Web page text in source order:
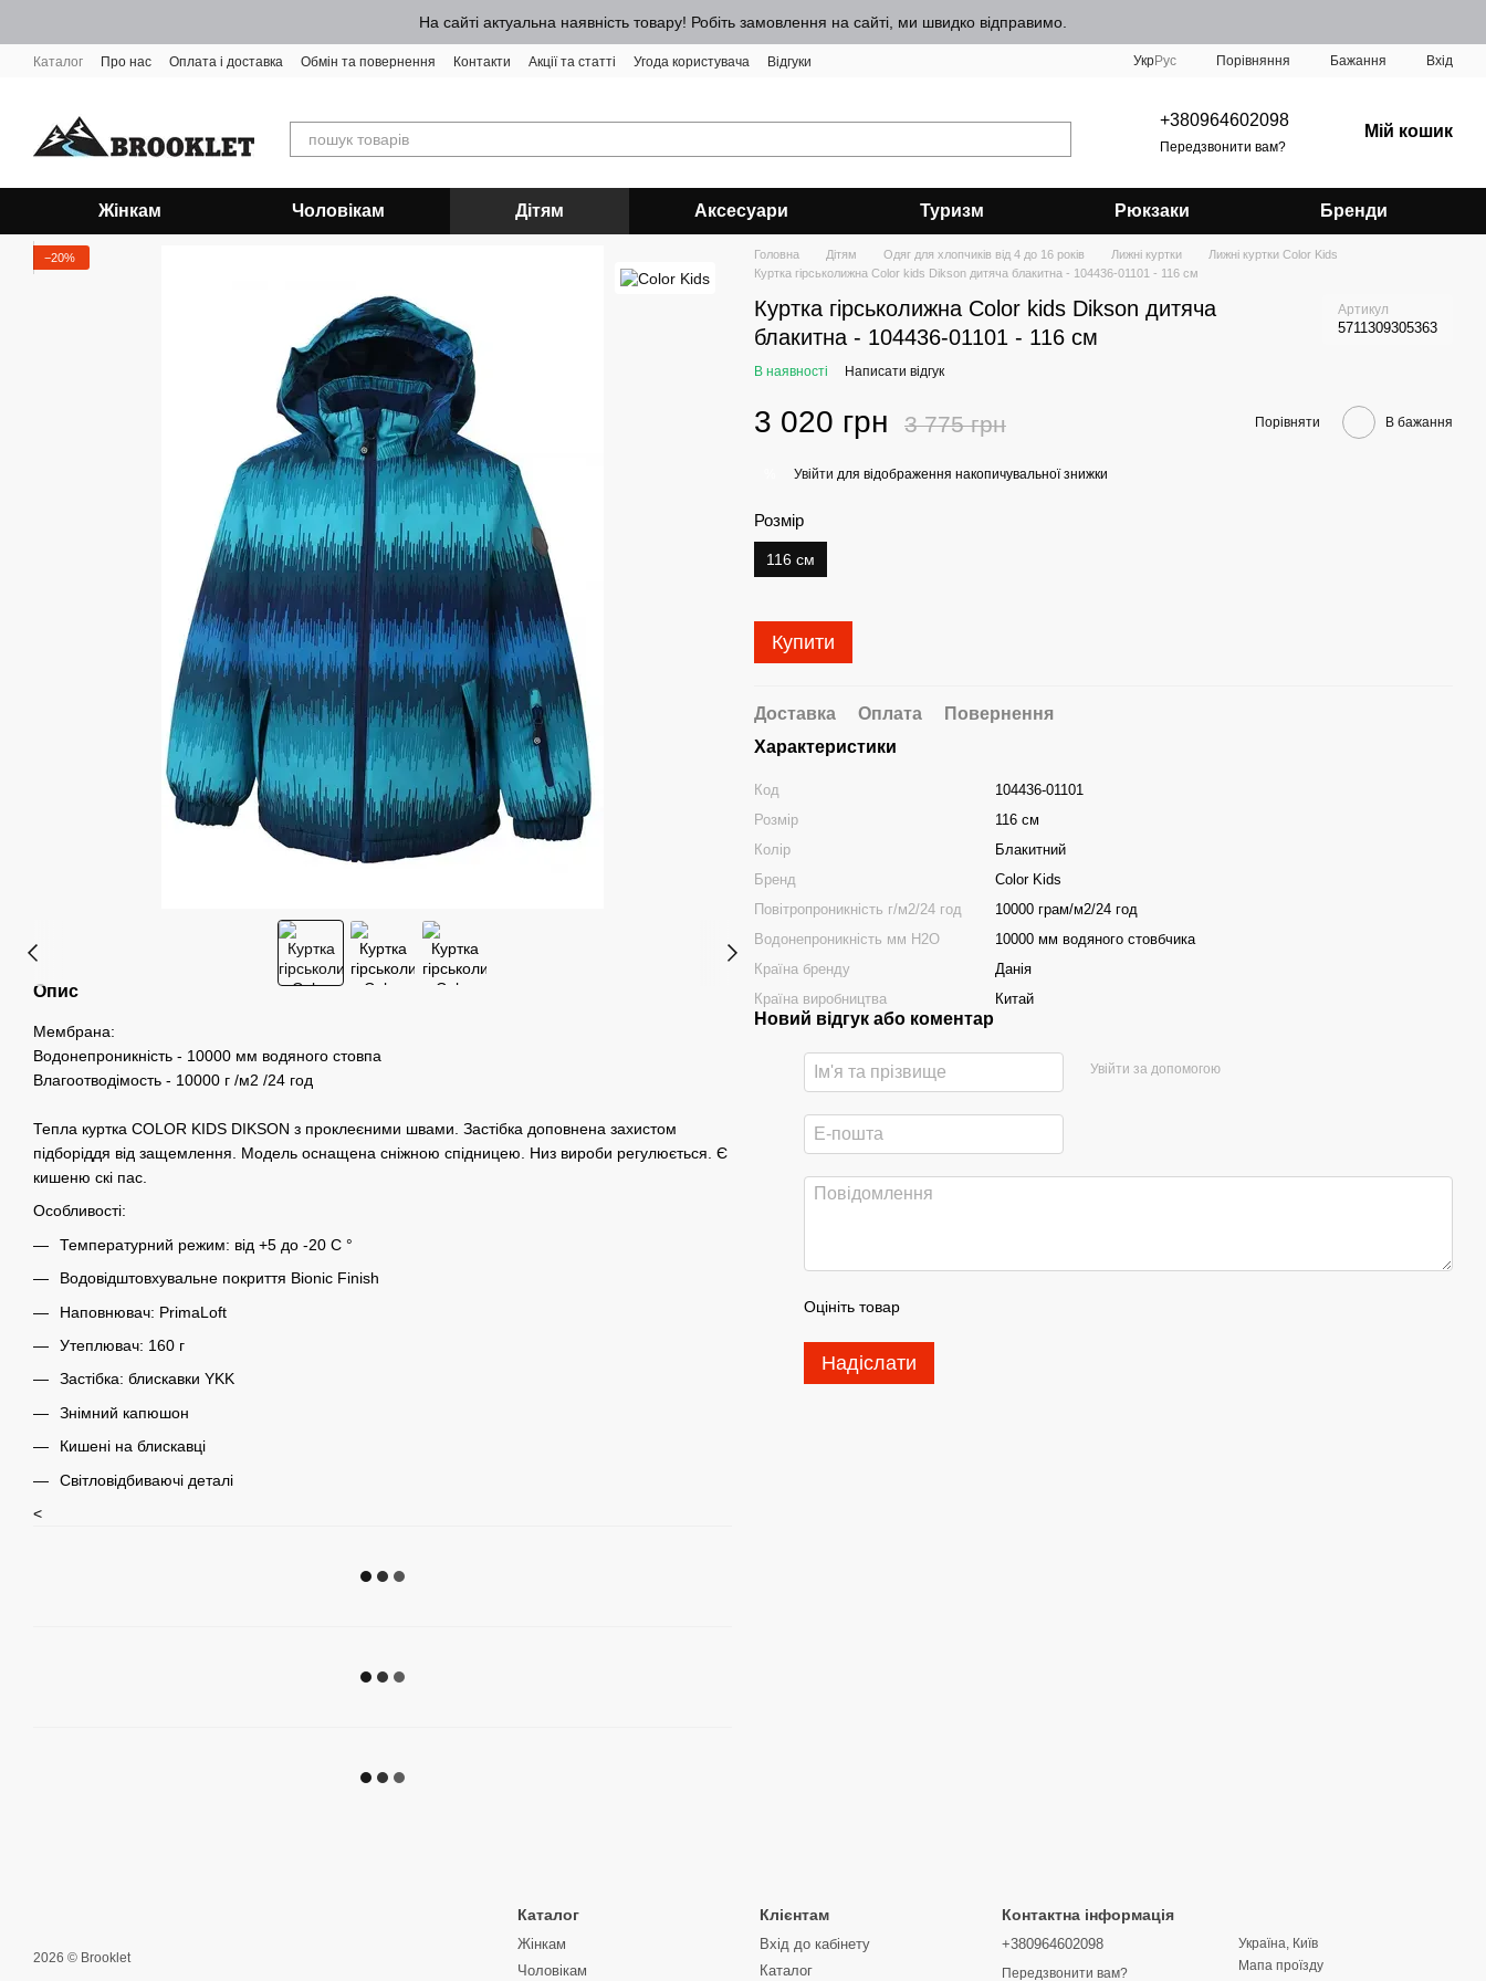
На сайті актуальна наявність товару! Робіть замовлення на сайті, ми швидко відправимо.
Каталог Про нас Оплата і доставка Обмін та повернення Контакти Акції та статті Угода користувача Відгуки УкрРус Порівняння Бажання Вхід
+380964602098
Передзвонити вам?
Мій кошик
Жінкам Чоловікам Дітям Аксесуари Туризм Рюкзаки Бренди
−20%
Опис
Мембрана:
Водонепроникність - 10000 мм водяного стовпа
Влагоотводімость - 10000 г /м2 /24 год
Тепла куртка COLOR KIDS DIKSON з проклеєними швами. Застібка доповнена захистом
підборіддя від защемлення. Модель оснащена сніжною спідницею. Низ вироби регулюється. Є
кишеню скі пас.
Особливості:
Температурний режим: від +5 до -20 С °
Водовідштовхувальне покриття Bionic Finish
Наповнювач: PrimaLoft
Утеплювач: 160 г
Застібка: блискавки YKK
Знімний капюшон
Кишені на блискавці
Світловідбиваючі деталі
<
Головна Дітям Одяг для хлопчиків від 4 до 16 років Лижні куртки
Лижні куртки Color Kids
Куртка гірськолижна Color kids Dikson дитяча блакитна - 104436-01101 - 116 см
Куртка гірськолижна Color kids Dikson дитяча
блакитна - 104436-01101 - 116 см
Артикул
5711309305363
В наявності Написати відгук
3 020 грн 3 775 грн Порівняти В бажання
Увійти для відображення накопичувальної знижки
Розмір
116 см
Купити
Доставка Оплата
Повернення
Характеристики
Код
104436-01101
Розмір
116 см
Колір
Блакитний
Бренд
Color Kids
Повітропроникність г/м2/24 год
10000 грам/м2/24 год
Водонепроникність мм H2O
10000 мм водяного стовбчика
Країна бренду
Данія
Країна виробництва
Китай
Новий відгук або коментар
Увійти за допомогою
Оцініть товар
Надіслати
2026 © Brooklet
Каталог
Жінкам
Чоловікам
Клієнтам
Вхід до кабінету
Каталог
Контактна інформація
+380964602098
Передзвонити вам?
Україна, Київ
Мапа проїзду